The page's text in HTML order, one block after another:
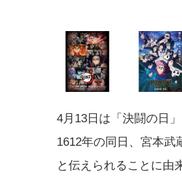
4月13日は「決闘の日」
1612年の同日、宮本武
と伝えられることに由